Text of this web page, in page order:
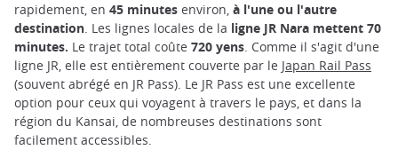
rapidement, en 45 minutes environ, à l'une ou l'autre
destination. Les lignes locales de la ligne JR Nara mettent 70
minutes. Le trajet total coûte 720 yens. Comme il s'agit d'une
ligne JR, elle est entièrement couverte par le Japan Rail Pass
(souvent abrégé en JR Pass). Le JR Pass est une excellente
option pour ceux qui voyagent à travers le pays, et dans la
région du Kansai, de nombreuses destinations sont
facilement accessibles.